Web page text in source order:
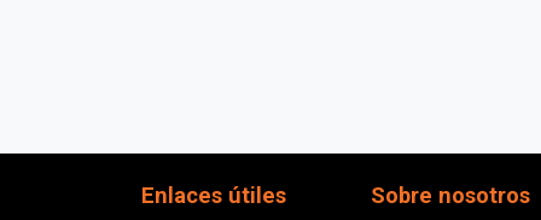
Enlaces útiles Sobre nosotros